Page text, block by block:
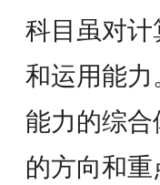
科目虽对
和运用能
能力的综
的方向和